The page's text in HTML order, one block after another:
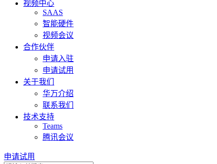
视频中心
SAAS
智能硬件
视频会议
合作伙伴
申请入驻
申请试用
关于我们
华万介绍
联系我们
技术支持
Teams
腾讯会议
申请试用